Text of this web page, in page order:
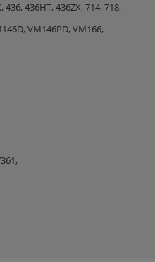
436, 436HT, 436ZX, 714, 718,
VM146PD, VM166,